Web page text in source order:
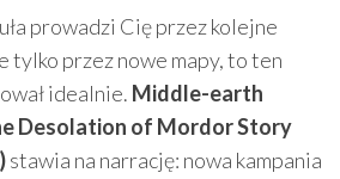
prowadzi Cię przez kolejne
tylko przez nowe mapy, to ten
idealnie. Middle-earth
Desolation of Mordor Story
stawia na narrację: nowa kampania